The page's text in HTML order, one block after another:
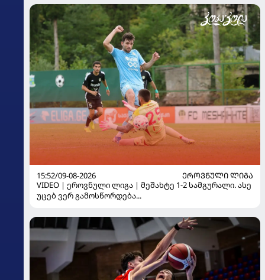
15:52/09-08-2026
ᲔᲠᲝᲕᲜᲣᲚᲘ ᲚᲘᲒᲐ
VIDEO | ეროვნული ლიგა | მეშახტე 1-2 სამგურალი. ასე
უცებ ვერ გამოსწორდება...